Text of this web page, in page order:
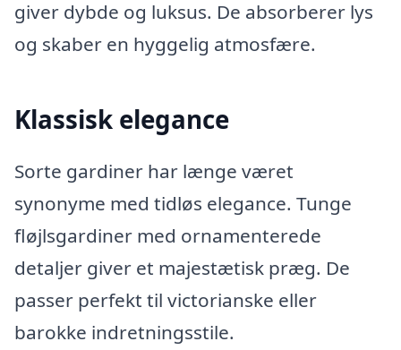
giver dybde og luksus. De absorberer lys
og skaber en hyggelig atmosfære.
Klassisk elegance
Sorte gardiner har længe været
synonyme med tidløs elegance. Tunge
fløjlsgardiner med ornamenterede
detaljer giver et majestætisk præg. De
passer perfekt til victorianske eller
barokke indretningsstile.